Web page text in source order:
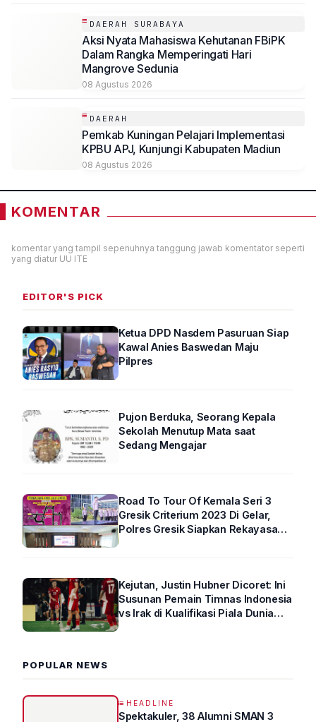
DAERAH SURABAYA
Aksi Nyata Mahasiswa Kehutanan FBiPK
Dalam Rangka Memperingati Hari
Mangrove Sedunia
08 Agustus 2026
DAERAH
Pemkab Kuningan Pelajari Implementasi
KPBU APJ, Kunjungi Kabupaten Madiun
08 Agustus 2026
KOMENTAR
komentar yang tampil sepenuhnya tanggung jawab komentator seperti
yang diatur UU ITE
EDITOR'S PICK
Ketua DPD Nasdem Pasuruan Siap
Kawal Anies Baswedan Maju
Pilpres
Pujon Berduka, Seorang Kepala
Sekolah Menutup Mata saat
Sedang Mengajar
Road To Tour Of Kemala Seri 3
Gresik Criterium 2023 Di Gelar,
Polres Gresik Siapkan Rekayasa
Kejutan, Justin Hubner Dicoret: Ini
Susunan Pemain Timnas Indonesia
vs Irak di Kualifikasi Piala Dunia
POPULAR NEWS
HEADLINE
Spektakuler, 38 Alumni SMAN 3